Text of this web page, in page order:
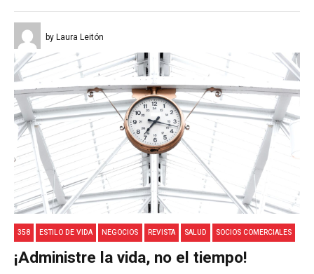
by Laura Leitón
358 ESTILO DE VIDA NEGOCIOS REVISTA SALUD SOCIOS COMERCIALES
¡Administre la vida, no el tiempo!